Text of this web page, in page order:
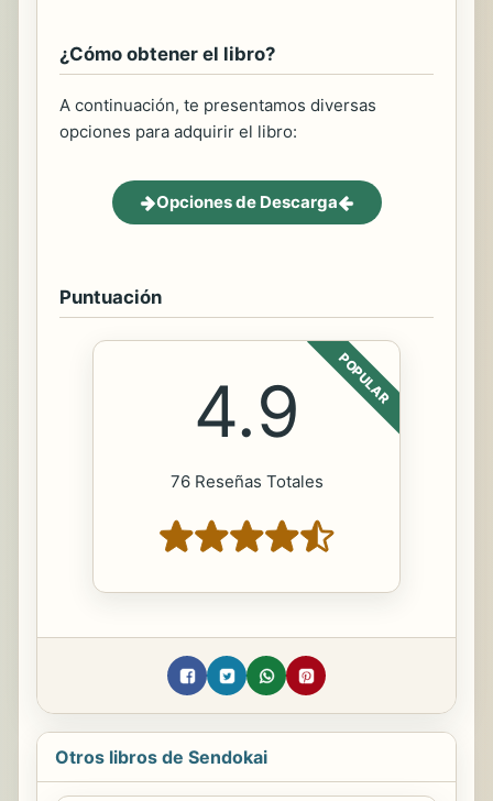
¿Cómo obtener el libro?
A continuación, te presentamos diversas
opciones para adquirir el libro:
Opciones de Descarga
Puntuación
POPULAR
4.9
76 Reseñas Totales
Otros libros de Sendokai